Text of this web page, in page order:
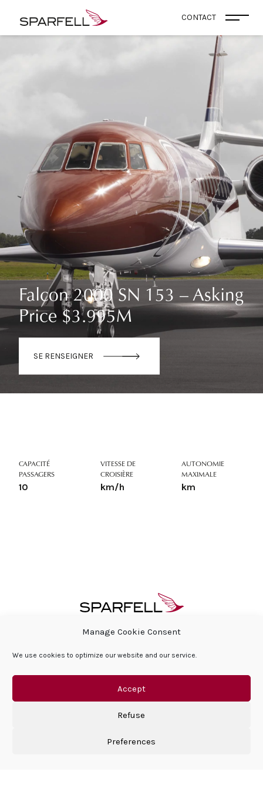
Manage Cookie Consent
We use cookies to optimize our website and our service.
Accept
Refuse
Preferences
SPARFELL CONTACT
Falcon 2000 SN 153 – Asking
Price $3.995M
SE RENSEIGNER
CAPACITÉ
PASSAGERS
10
VITESSE DE
CROISIÈRE
km/h
AUTONOMIE
MAXIMALE
km
RESPONSABILITÉ SOCIALE DE L’ENTREPRISE
MENTIONS LÉGALES